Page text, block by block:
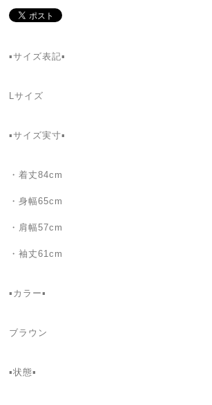
▪️サイズ表記▪️
Lサイズ
▪️サイズ実寸▪️
・着丈84cm
・身幅65cm
・肩幅57cm
・袖丈61cm
▪️カラー▪️
ブラウン
▪️状態▪️